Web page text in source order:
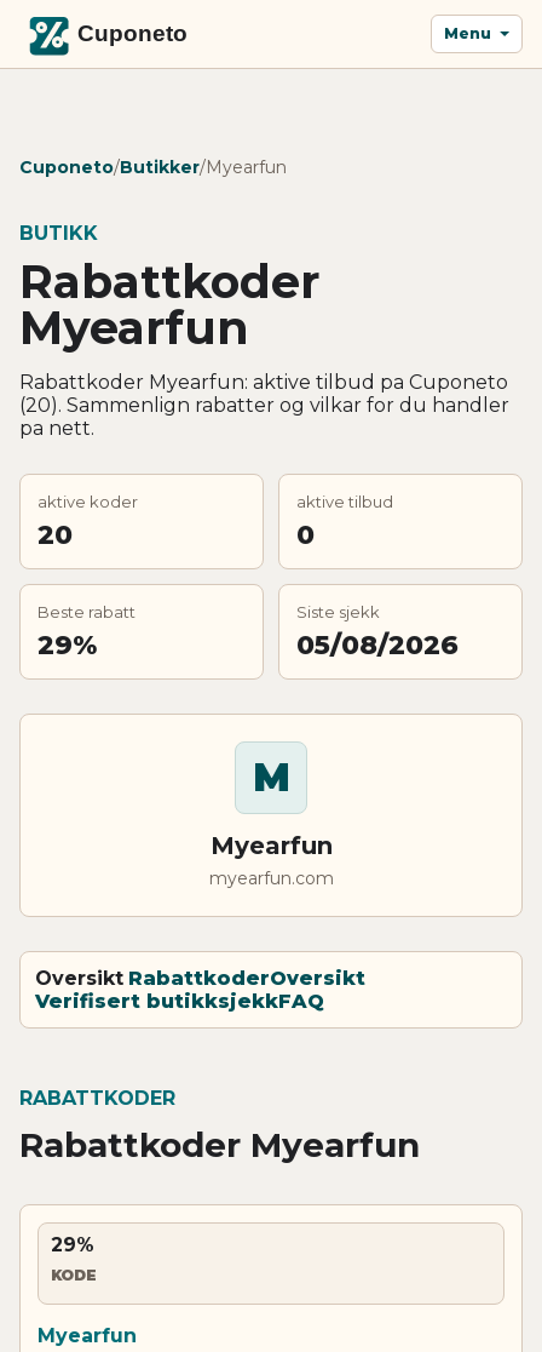
Menu
Cuponeto/Butikker/Myearfun
BUTIKK
Rabattkoder
Myearfun
Rabattkoder Myearfun: aktive tilbud pa Cuponeto
(20). Sammenlign rabatter og vilkar for du handler
pa nett.
aktive koder
20
aktive tilbud
0
Beste rabatt
29%
Siste sjekk
05/08/2026
M
Myearfun
myearfun.com
Oversikt RabattkoderOversikt
Verifisert butikksjekkFAQ
RABATTKODER
Rabattkoder Myearfun
29%
KODE
Myearfun